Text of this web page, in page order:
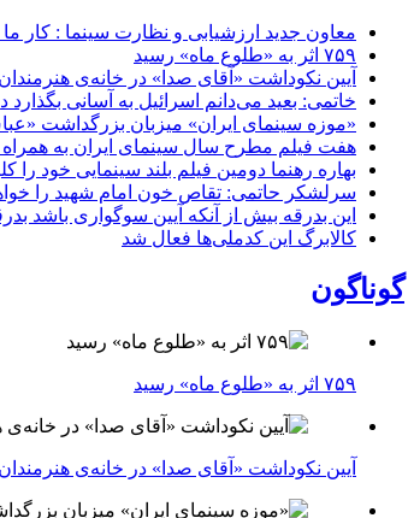
معاون جدید ارزشیابی و نظارت سینما : کار
۷۵۹ اثر به «طلوع ماه» رسید
آیین نکوداشت «آقای صدا» در خانه‌ی
خاتمی: بعید می‌دانم اسرائیل به آسانی
«موزه سینمای ایران» میزبان بزرگداشت
هفت فیلم مطرح سال سینمای ایران به
بهاره رهنما دومین فیلم بلند سینمایی خود را
سرلشکر حاتمی: تقاص خون امام شهید را
این بدرقه بیش از آنکه آیین سوگواری باشد
کالابرگ این کدملی‌ها فعال شد
گوناگون
۷۵۹ اثر به «طلوع ماه» رسید
آیین نکوداشت «آقای صدا» در خانه‌ی